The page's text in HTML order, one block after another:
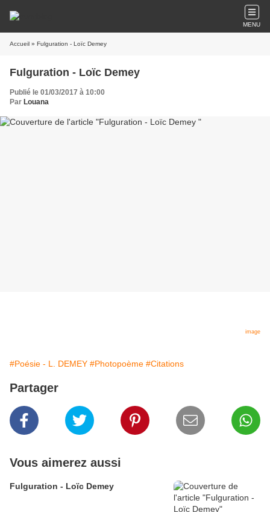
MENU
Accueil » Fulguration - Loïc Demey
Fulguration - Loïc Demey
Publié le 01/03/2017 à 10:00
Par Louana
image
#Poésie - L. DEMEY #Photopoème #Citations
Partager
Vous aimerez aussi
Fulguration - Loïc Demey